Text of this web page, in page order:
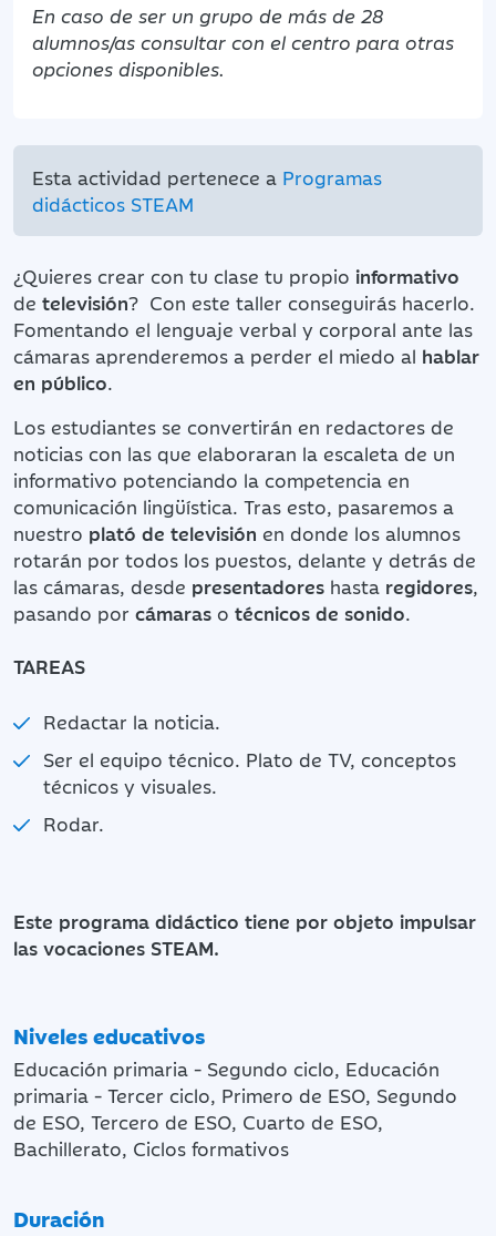
En caso de ser un grupo de más de 28
alumnos/as consultar con el centro para otras
opciones disponibles.
Esta actividad pertenece a Programas
didácticos STEAM
¿Quieres crear con tu clase tu propio informativo
de televisión? Con este taller conseguirás hacerlo.
Fomentando el lenguaje verbal y corporal ante las
cámaras aprenderemos a perder el miedo al hablar
en público.
Los estudiantes se convertirán en redactores de
noticias con las que elaboraran la escaleta de un
informativo potenciando la competencia en
comunicación lingüística. Tras esto, pasaremos a
nuestro plató de televisión en donde los alumnos
rotarán por todos los puestos, delante y detrás de
las cámaras, desde presentadores hasta regidores,
pasando por cámaras o técnicos de sonido.
TAREAS
Redactar la noticia.
Ser el equipo técnico. Plato de TV, conceptos
técnicos y visuales.
Rodar.
Este programa didáctico tiene por objeto impulsar
las vocaciones STEAM.
Niveles educativos
Educación primaria - Segundo ciclo, Educación
primaria - Tercer ciclo, Primero de ESO, Segundo
de ESO, Tercero de ESO, Cuarto de ESO,
Bachillerato, Ciclos formativos
Duración